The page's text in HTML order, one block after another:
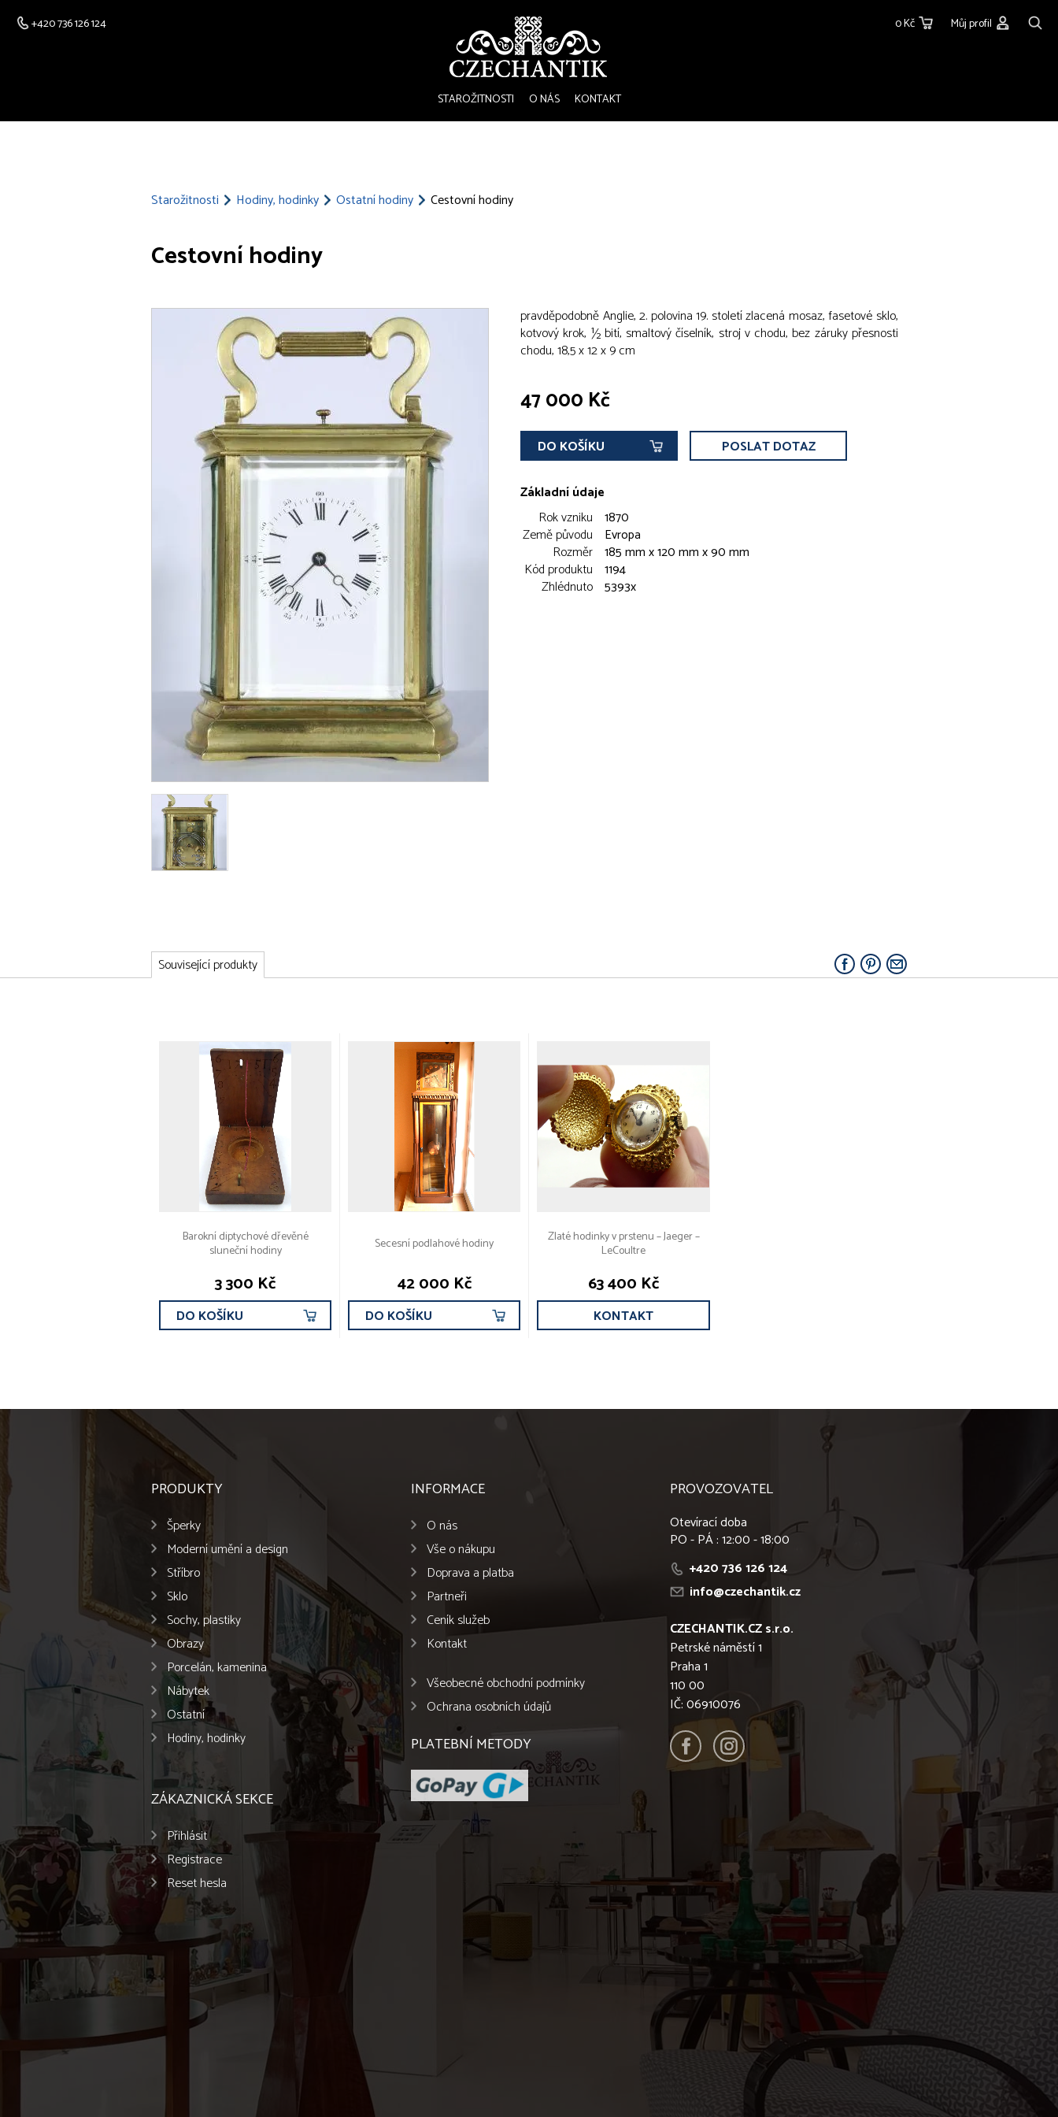
+420 736 126 124 0 Kč Můj profil
STAROŽITNOSTI O NÁS KONTAKT
Starožitnosti Hodiny, hodinky Ostatní hodiny Cestovní hodiny
Cestovní hodiny
pravděpodobně Anglie, 2. polovina 19. století zlacená mosaz, fasetové sklo,
kotvový krok, ½ bití, smaltový číselník, stroj v chodu, bez záruky přesnosti
chodu, 18,5 x 12 x 9 cm
47 000 Kč
DO KOŠÍKU POSLAT DOTAZ
Základní údaje
Rok vzniku 1870
Země původu
Evropa
Rozměr 185 mm x 120 mm x 90 mm
Kód produktu 1194
Zhlédnuto 5393x
Související produkty
Barokní diptychové dřevěné
sluneční hodiny
3 300 Kč
DO KOŠÍKU
Secesní podlahové hodiny
42 000 Kč
DO KOŠÍKU
Zlaté hodinky v prstenu – Jaeger –
LeCoultre
63 400 Kč
KONTAKT
PRODUKTY
Šperky
Moderní umění a design
Stříbro
Sklo
Sochy, plastiky
Obrazy
Porcelán, kamenina
Nábytek
Ostatní
Hodiny, hodinky
ZÁKAZNICKÁ SEKCE
Přihlásit
Registrace
Reset hesla
INFORMACE
O nás
Vše o nákupu
Doprava a platba
Partneři
Ceník služeb
Kontakt
Všeobecné obchodní podmínky
Ochrana osobních údajů
PLATEBNÍ METODY
PROVOZOVATEL
Otevírací doba
PO - PÁ : 12:00 - 18:00
+420 736 126 124
info@czechantik.cz
CZECHANTIK.CZ s.r.o.
Petrské náměstí 1
Praha 1
110 00
IČ: 06910076